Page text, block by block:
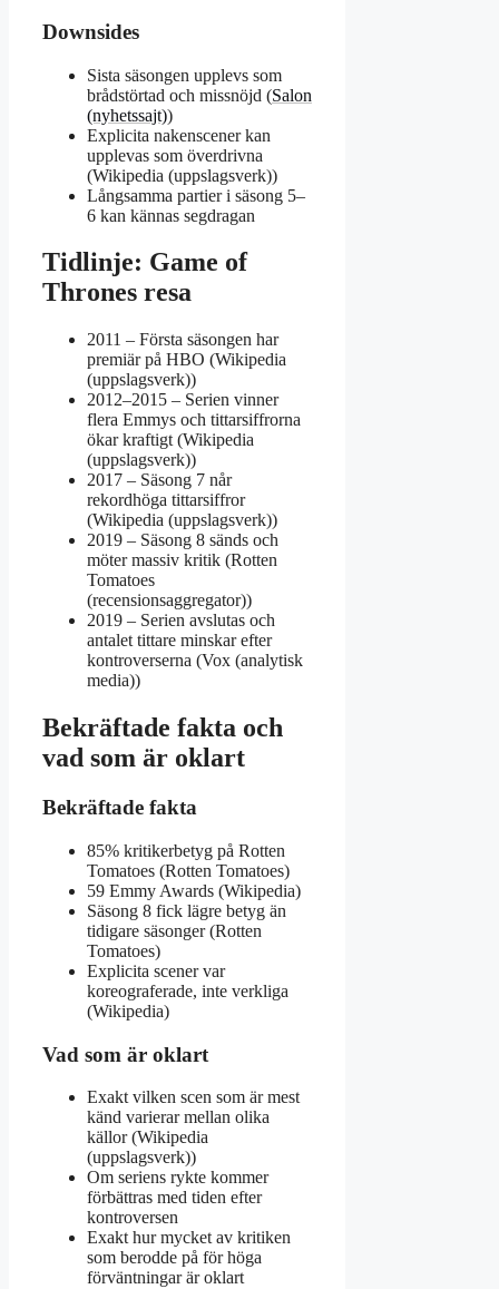
Downsides
Sista säsongen upplevs som
brådstörtad och missnöjd (Salon
(nyhetssajt))
Explicita nakenscener kan
upplevas som överdrivna
(Wikipedia (uppslagsverk))
Långsamma partier i säsong 5–
6 kan kännas segdragan
Tidlinje: Game of
Thrones resa
2011 – Första säsongen har
premiär på HBO (Wikipedia
(uppslagsverk))
2012–2015 – Serien vinner
flera Emmys och tittarsiffrorna
ökar kraftigt (Wikipedia
(uppslagsverk))
2017 – Säsong 7 når
rekordhöga tittarsiffror
(Wikipedia (uppslagsverk))
2019 – Säsong 8 sänds och
möter massiv kritik (Rotten
Tomatoes
(recensionsaggregator))
2019 – Serien avslutas och
antalet tittare minskar efter
kontroverserna (Vox (analytisk
media))
Bekräftade fakta och
vad som är oklart
Bekräftade fakta
85% kritikerbetyg på Rotten
Tomatoes (Rotten Tomatoes)
59 Emmy Awards (Wikipedia)
Säsong 8 fick lägre betyg än
tidigare säsonger (Rotten
Tomatoes)
Explicita scener var
koreograferade, inte verkliga
(Wikipedia)
Vad som är oklart
Exakt vilken scen som är mest
känd varierar mellan olika
källor (Wikipedia
(uppslagsverk))
Om seriens rykte kommer
förbättras med tiden efter
kontroversen
Exakt hur mycket av kritiken
som berodde på för höga
förväntningar är oklart